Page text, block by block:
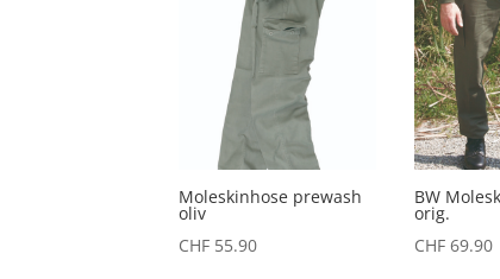
Moleskinhose prewash
oliv
CHF 55.90
BW
orig.
CHF 69.90